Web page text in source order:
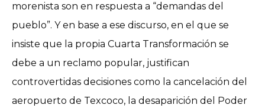
morenista son en respuesta a “demandas del
pueblo”. Y en base a ese discurso, en el que se
insiste que la propia Cuarta Transformación se
debe a un reclamo popular, justifican
controvertidas decisiones como la cancelación del
aeropuerto de Texcoco, la desaparición del Poder